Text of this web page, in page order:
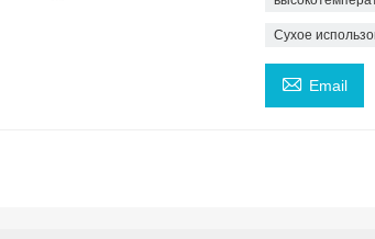
Сухое
 Email